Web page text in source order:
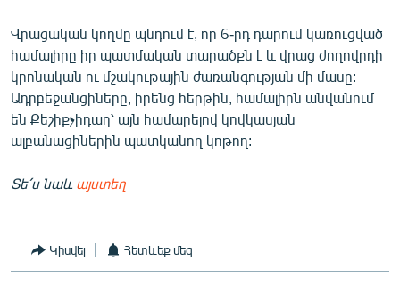
Վրացական կողմը պնդում է, որ 6-րդ դարում կառուցված
համալիրը իր պատմական տարածքն է և վրաց ժողովրդի
կրոնական ու մշակութային ժառանգության մի մասը:
Ադրբեջանցիները, իրենց հերթին, համալիրն անվանում
են Քեշիքչիդաղ՝ այն համարելով կովկասյան
ալբանացիներին պատկանող կոթող:
Տե՛ս նաև այստեղ
Կիսվել Հետևեք մեզ